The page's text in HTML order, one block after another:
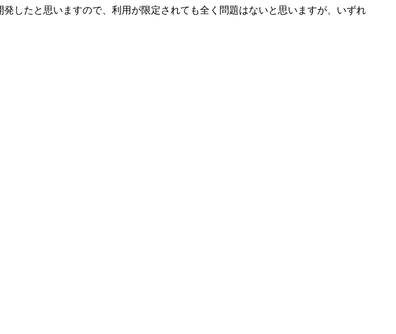
したと思いますので、利用が限定されても全く問題はないと思いますが、いずれ